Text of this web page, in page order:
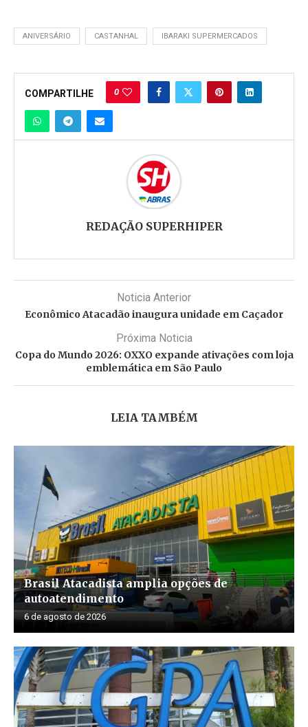
ANIVERSÁRIO CASTANHAL IBARAKI SUPERMERCADOS
COMPARTILHE 0
REDAÇÃO SUPERHIPER
Noticia Anterior
Econômico Atacadão inaugura unidade em Caçador
Próxima Noticia
Copa do Mundo 2026: OXXO expande ativações com loja
emblemática em São Paulo
LEIA TAMBÉM
Brasil Atacadista amplia opções de
autoatendimento
6 de agosto de 2026